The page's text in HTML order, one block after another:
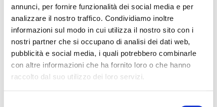
annunci, per fornire funzionalità dei social media e per
analizzare il nostro traffico. Condividiamo inoltre
informazioni sul modo in cui utilizza il nostro sito con i
nostri partner che si occupano di analisi dei dati web,
pubblicità e social media, i quali potrebbero combinarle
con altre informazioni che ha fornito loro o che hanno
raccolto dal suo utilizzo dei loro servizi.
Cerca nei nostri
eventi